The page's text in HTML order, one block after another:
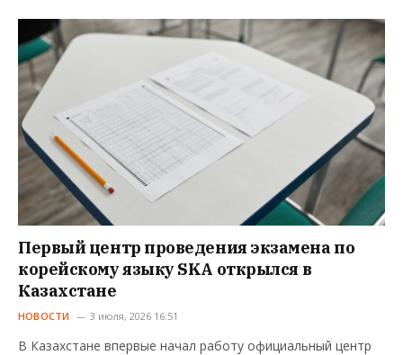
Первый центр проведения экзамена по
корейскому языку SKA открылся в
Казахстане
НОВОСТИ 3 июля, 2026 16:51
В Казахстане впервые начал работу официальный центр